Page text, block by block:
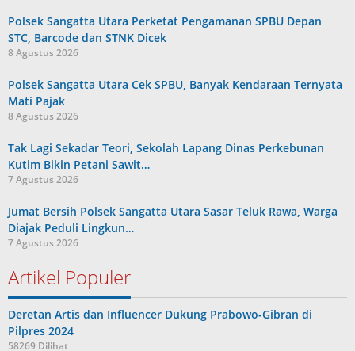
Polsek Sangatta Utara Perketat Pengamanan SPBU Depan
STC, Barcode dan STNK Dicek
8 Agustus 2026
Polsek Sangatta Utara Cek SPBU, Banyak Kendaraan Ternyata
Mati Pajak
8 Agustus 2026
Tak Lagi Sekadar Teori, Sekolah Lapang Dinas Perkebunan
Kutim Bikin Petani Sawit…
7 Agustus 2026
Jumat Bersih Polsek Sangatta Utara Sasar Teluk Rawa, Warga
Diajak Peduli Lingkun…
7 Agustus 2026
Artikel Populer
Deretan Artis dan Influencer Dukung Prabowo-Gibran di
Pilpres 2024
58269 Dilihat